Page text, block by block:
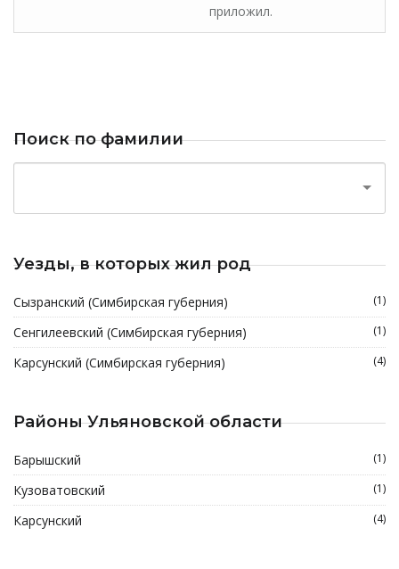
приложил.
Поиск по фамилии
Уезды, в которых жил род
Сызранский (Симбирская губерния) (1)
Сенгилеевский (Симбирская губерния) (1)
Карсунский (Симбирская губерния) (4)
Районы Ульяновской области
Барышский (1)
Кузоватовский (1)
Карсунский (4)